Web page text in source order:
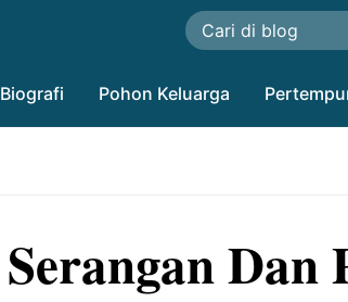
Biografi Pohon Keluarga
Serangan Dan